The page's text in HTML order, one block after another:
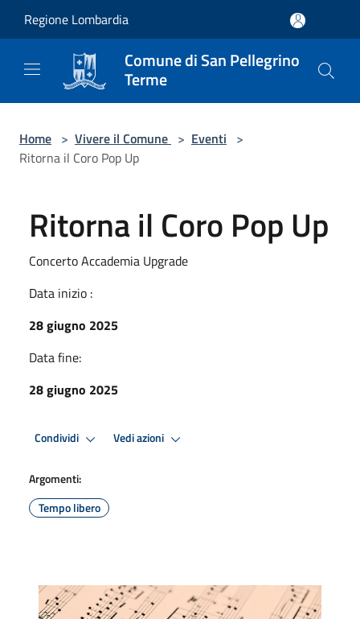
Regione Lombardia
Comune di San Pellegrino
Terme
Home > Vivere il Comune > Eventi >
Ritorna il Coro Pop Up
Ritorna il Coro Pop Up
Concerto Accademia Upgrade
Data inizio :
28 giugno 2025
Data fine:
28 giugno 2025
Condividi Vedi azioni
Argomenti:
Tempo libero